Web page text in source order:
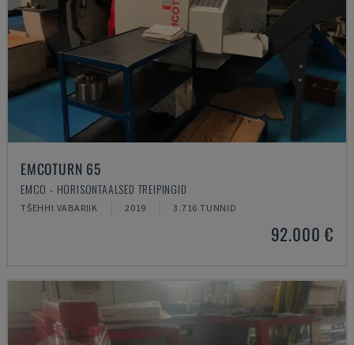
EMCOTURN 65
EMCO - HORISONTAALSED TREIPINGID
TŠEHHI VABARIIK 2019 3.716 TUNNID
92.000 €